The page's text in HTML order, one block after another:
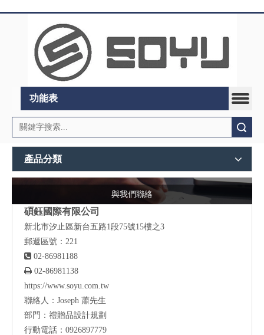
功能表
產品分類
與我們聯絡
碩鈺國際有限公司
新北市汐止區新台五路1段75號15樓之3
郵遞區號：221
 02-86981188
 02-86981138
https://www.soyu.com.tw
聯絡人：Joseph 蕭先生
部門：禮贈品設計規劃
行動電話：0926897779